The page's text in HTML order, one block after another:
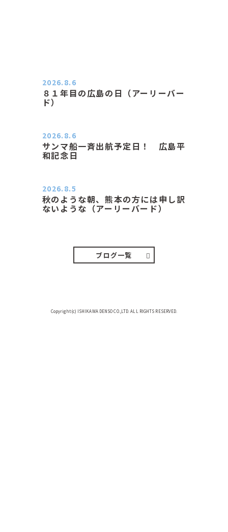
８１年目の広島の日（アーリーバー
ド）
2026.8.6
サンマ船一斉出航予定日！ 広島平
和記念日
2026.8.6
秋のような朝、熊本の方には申し訳
ないような（アーリーバード）
2026.8.5
ブログ一覧
Copyright(c) ISHIKAWA DENSO CO.,LTD. ALL RIGHTS RESERVED.